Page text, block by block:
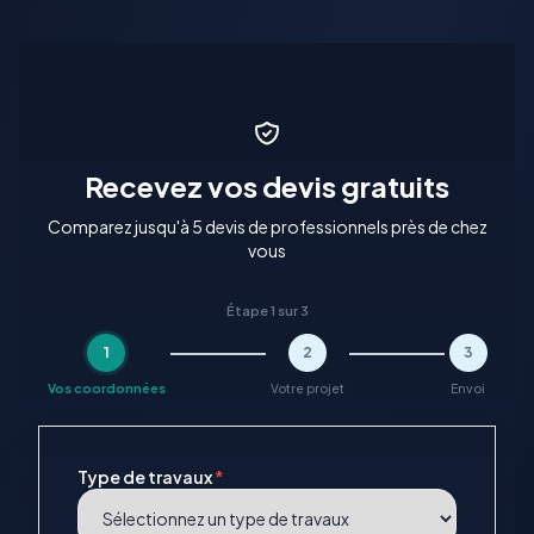
Recevez vos devis gratuits
Comparez jusqu'à 5 devis de professionnels près de chez
vous
Étape 1 sur 3
1
Vos coordonnées
2
Votre projet
3
Envoi
Type de travaux*